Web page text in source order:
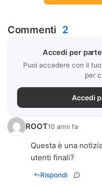
Commenti 2
Accedi per
Puoi accedere con il
per
Accedi
ROOT10 anni fa
Questa è una
utenti finali?
Rispondi